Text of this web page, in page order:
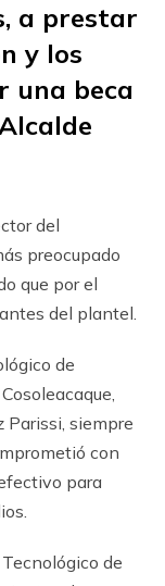
a prestar
y los
una beca
del
preocupado
que por el
del plantel.
de
Parissi, siempre
con
para
de